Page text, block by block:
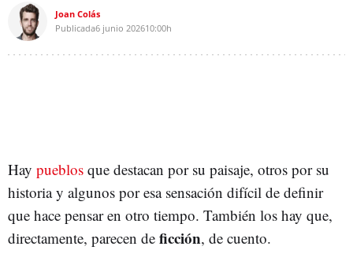
Joan Colás
Publicada6 junio 202610:00h
Hay pueblos que destacan por su paisaje, otros por su
historia y algunos por esa sensación difícil de definir
que hace pensar en otro tiempo. También los hay que,
directamente, parecen de ficción, de cuento.